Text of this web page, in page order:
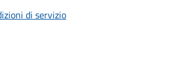
di servizio